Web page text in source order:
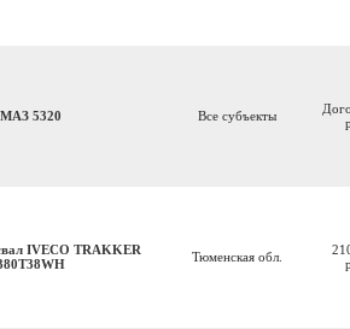
5320 Все субъекты
IVECO TRAKKER
Тюменская обл.